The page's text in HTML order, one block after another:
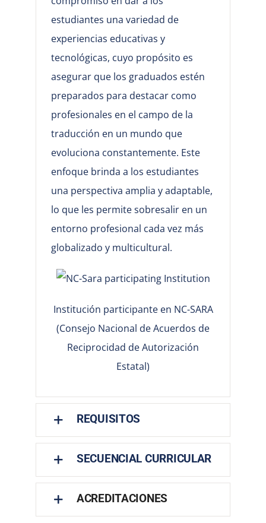
estudiantes una variedad de
experiencias educativas y
tecnológicas, cuyo propósito es
asegurar que los graduados estén
preparados para destacar como
profesionales en el campo de la
traducción en un mundo que
evoluciona constantemente. Este
enfoque brinda a los estudiantes
una perspectiva amplia y adaptable,
lo que les permite sobresalir en un
entorno profesional cada vez más
globalizado y multicultural.
Institución participante en NC-SARA
(Consejo Nacional de Acuerdos de
Reciprocidad de Autorización
Estatal)
REQUISITOS
SECUENCIAL CURRICULAR
ACREDITACIONES